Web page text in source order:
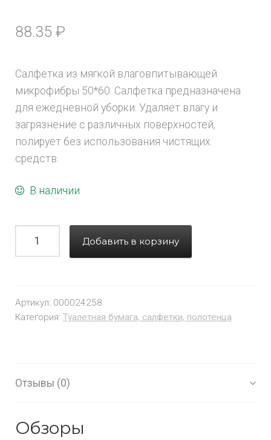
88.35 ₽
Салфетка из мягкой влаговпитывающей
микрофибры 50*60. Салфетка предназначена
для ежедневной уборки. Удаляет влагу и
загрязнение с различных поверхностей,
полирует без использования чистящих
средств.
В наличии
Добавить в корзину
Артикул: 000024258
Категория: Туалетная бумага, салфетки, полотенца
Отзывы (0)
Обзоры